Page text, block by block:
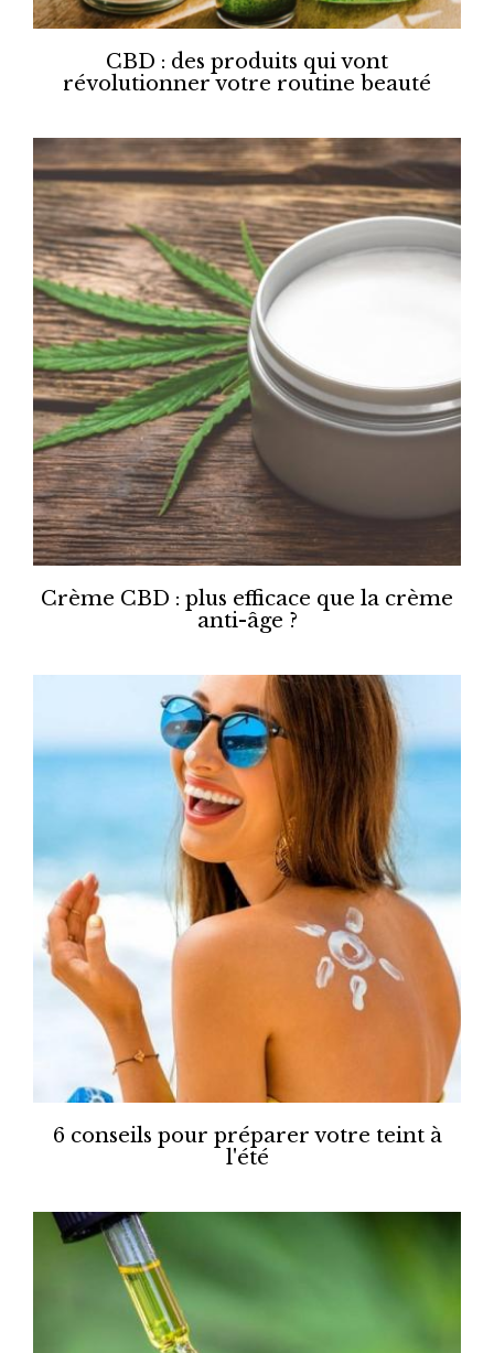
CBD : des produits qui vont
révolutionner votre routine beauté
Crème CBD : plus efficace que la crème
anti-âge ?
6 conseils pour préparer votre teint à
l'été